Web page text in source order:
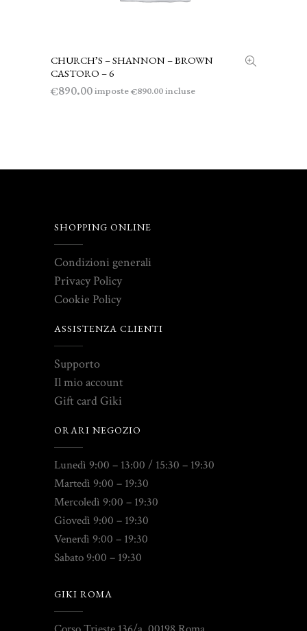
AGGIUNGI AL CARRELLO
CHURCH’S – SHANNON – BROWN
CASTORO – 6
€890.00imposte€890.00incluse
SHOPPING ONLINE
Condizioni generali
Privacy Policy
Cookie Policy
ASSISTENZA CLIENTI
Supporto
Il mio account
Gift card Giki
ORARI NEGOZIO
Lunedì 9:00 – 13:00 / 15:30 – 19:30
Martedì 9:00 – 19:30
Mercoledì 9:00 – 19:30
Giovedì 9:00 – 19:30
Venerdì 9:00 – 19:30
Sabato 9:00 – 19:30
GIKI ROMA